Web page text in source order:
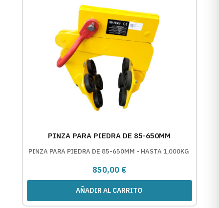
PINZA PARA PIEDRA DE 85-650MM
PINZA PARA PIEDRA DE 85-650MM - HASTA 1,000KG
850,00€
AÑADIR AL CARRITO